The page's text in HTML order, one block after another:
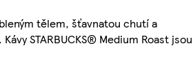
tělem, šťavnatou chutí a
STARBUCKS® Medium Roast jsou